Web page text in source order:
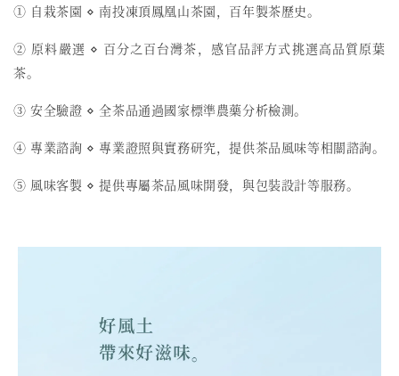
① 自栽茶園 ⋄ 南投凍頂鳳凰山茶園，百年製茶歷史。
② 原料嚴選 ⋄ 百分之百台灣茶，感官品評方式挑選高品質原葉
茶。
③ 安全驗證 ⋄ 全茶品通過國家標準農藥分析檢測。
④ 專業諮詢 ⋄ 專業證照與實務研究，提供茶品風味等相關諮詢。
⑤ 風味客製 ⋄ 提供專屬茶品風味開發，與包裝設計等服務。